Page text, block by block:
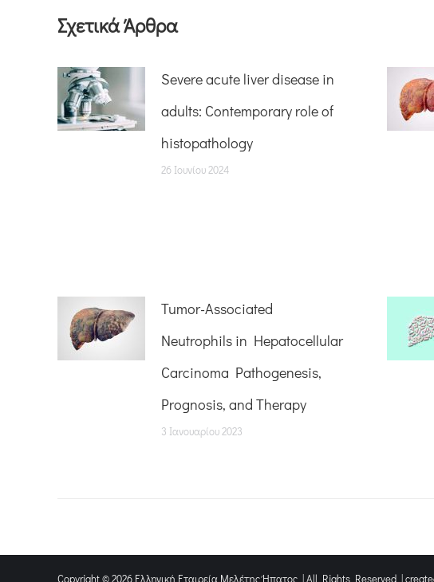
Σχετικά Άρθρα
Severe acute liver disease in
adults: Contemporary role of
histopathology
26 Ιουνίου 2024
Tumor-Associated
Neutrophils in Hepatocellular
Carcinoma Pathogenesis,
Prognosis, and Therapy
3 Ιανουαρίου 2023
Copyright © 2026 Ελληνική Εταιρεία Μελέτης Ήπατος | All Rights Reserved |